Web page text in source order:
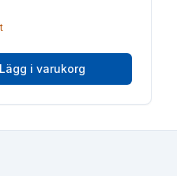
Lägg i varukorg